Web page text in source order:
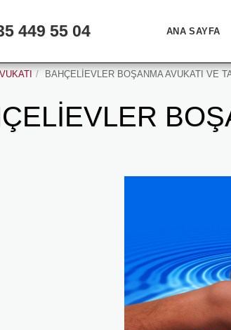
449 55 04 ANA SAYFA
BAHÇELİEVLER BOŞANMA AVUKATI VE